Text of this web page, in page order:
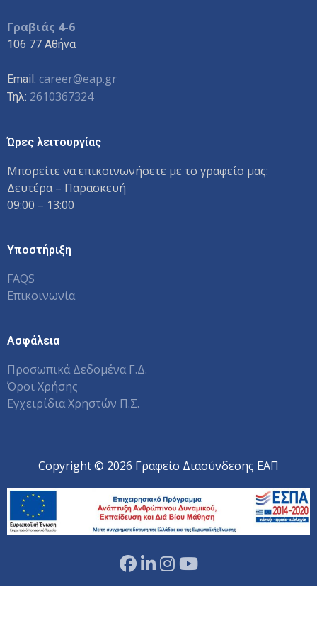
Γραβιάς 4-6
106 77 Αθήνα
Email: career@eap.gr
Τηλ: 2610367324
Ώρες λειτουργίας
Μπορείτε να επικοινωνήσετε με το γραφείο μας:
Δευτέρα – Παρασκευή
09:00 – 13:00
Υποστήριξη
FAQS
Επικοινωνία
Ασφάλεια
Προσωπικά Δεδομένα Γ.Δ.
Όροι Χρήσης
Εγχειρίδια Χρηστών Π.Σ.
Copyright © 2026 Γραφείο Διασύνδεσης ΕΑΠ